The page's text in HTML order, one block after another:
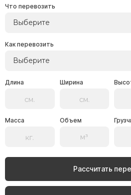
Что перевозить
Выберите
Как перевозить
Выберите
Длина Ширина
Масса Объем
Рассчитать